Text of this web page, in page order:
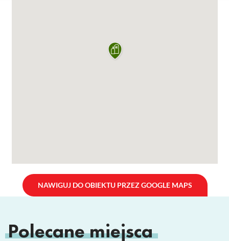
NAWIGUJ DO OBIEKTU PRZEZ GOOGLE MAPS
Polecane miejsca